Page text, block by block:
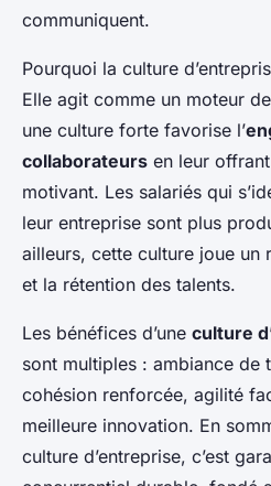
communiquent.
Pourquoi la culture
Elle agit comme un moteur
une culture forte favorise l’
collaborateurs en leur
motivant. Les salariés qui
leur entreprise sont plus
ailleurs, cette culture joue un
et la rétention des talents.
Les bénéfices d’une culture
sont multiples : ambiance de
cohésion renforcée, agilité
meilleure innovation. En
culture d’entreprise, c’est